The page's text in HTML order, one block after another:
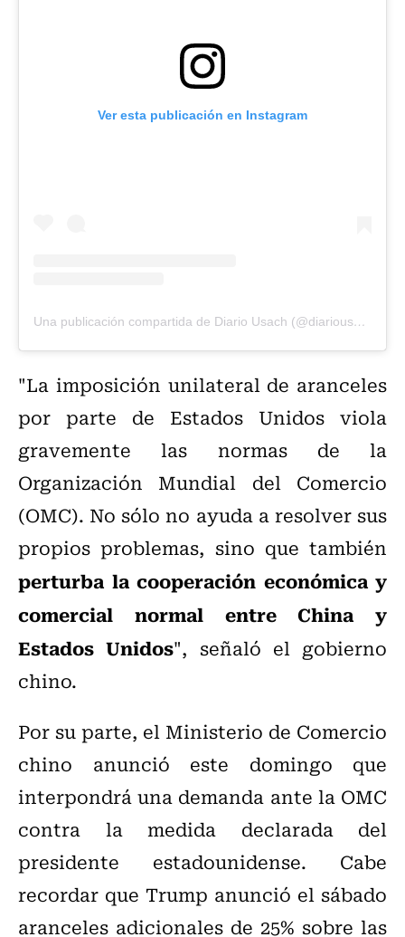
Ver esta publicación en Instagram
Una publicación compartida de Diario Usach (@diariousach)
"La imposición unilateral de aranceles
por parte de Estados Unidos viola
gravemente las normas de la
Organización Mundial del Comercio
(OMC). No sólo no ayuda a resolver sus
propios problemas, sino que también
perturba la cooperación económica y
comercial normal entre China y
Estados Unidos", señaló el gobierno
chino.
Por su parte, el Ministerio de Comercio
chino anunció este domingo que
interpondrá una demanda ante la OMC
contra la medida declarada del
presidente estadounidense. Cabe
recordar que Trump anunció el sábado
aranceles adicionales de 25% sobre las